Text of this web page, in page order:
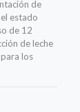
de
estado
de 12
de leche
los